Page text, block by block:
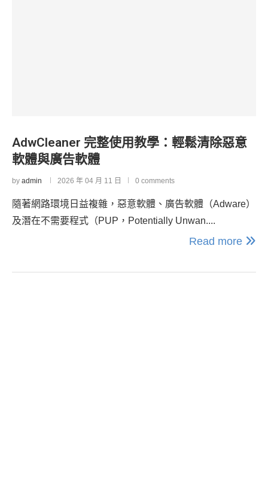
AdwCleaner 完整使用教學：輕鬆清除惡意
軟體與廣告軟體
by admin 2026 年 04 月 11 日 0 comments
隨著網路環境日益複雜，惡意軟體、廣告軟體（Adware）
及潛在不需要程式（PUP，Potentially Unwan....
Read more